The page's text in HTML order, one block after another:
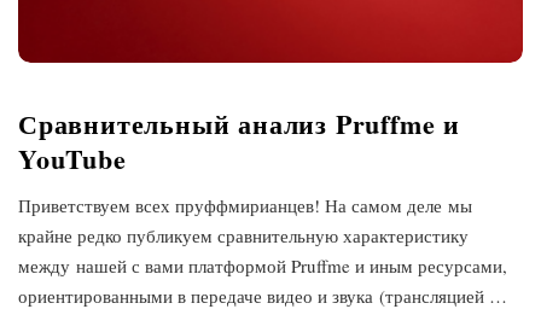
Сравнительный анализ Pruffme и
YouTube
Приветствуем всех пруффмирианцев! На самом деле мы
крайне редко публикуем сравнительную характеристику
между нашей с вами платформой Pruffme и иным ресурсами,
ориентированными в передаче видео и звука (трансляцией …